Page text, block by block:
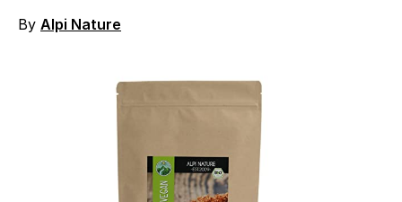
By Alpi Nature